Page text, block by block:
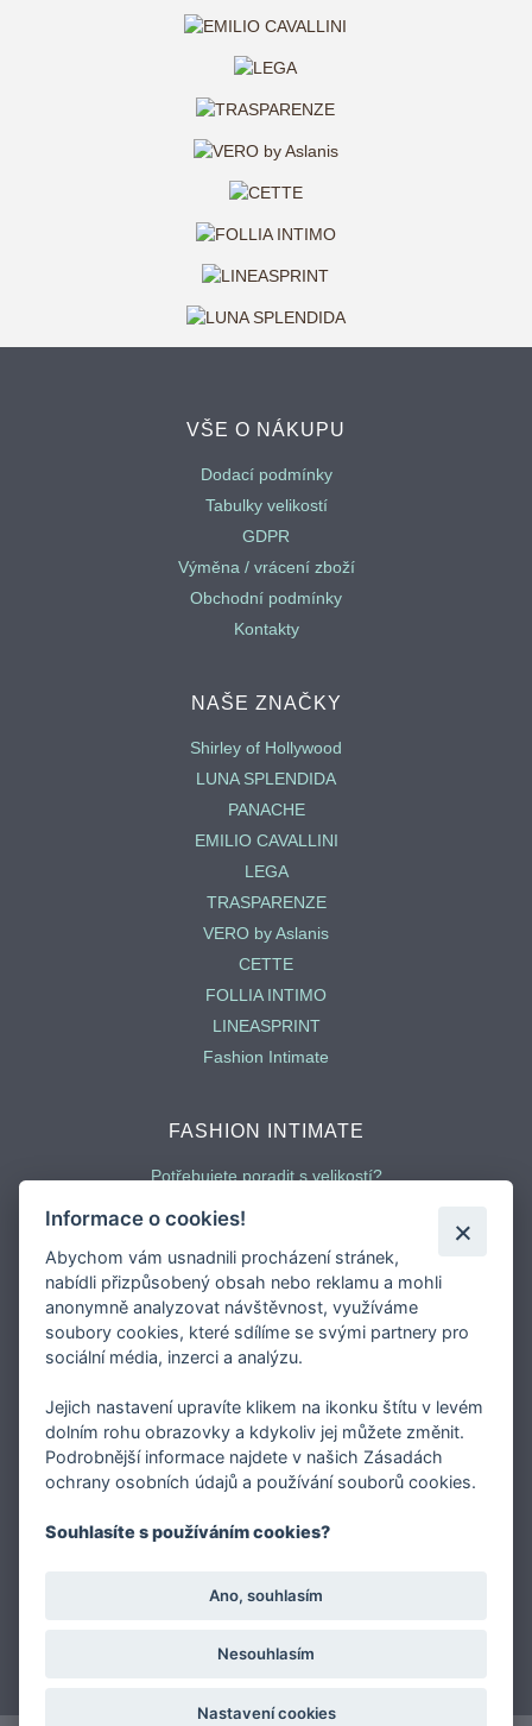
VŠE O NÁKUPU
Dodací podmínky
Tabulky velikostí
GDPR
Výměna / vrácení zboží
Obchodní podmínky
Kontakty
NAŠE ZNAČKY
Shirley of Hollywood
LUNA SPLENDIDA
PANACHE
EMILIO CAVALLINI
LEGA
TRASPARENZE
VERO by Aslanis
CETTE
FOLLIA INTIMO
LINEASPRINT
Fashion Intimate
FASHION INTIMATE
Potřebujete poradit s velikostí?
Jaký typ kalhotek je pro vás vhodný?
Typy podprsenek
Druhy plavek
Typy punčocháčů
O FASHION INTIMATE
Internetový obchod FASHION INTIMATE je specialista /nejen / na
Cavallini, Panache, Trasparenze, Shirley of Hollywood a Vero by
Informace o cookies!
Abychom vám usnadnili procházení stránek,
nabídli přizpůsobený obsah nebo reklamu a mohli
anonymně analyzovat návštěvnost, využíváme
soubory cookies, které sdílíme se svými partnery pro
sociální média, inzerci a analýzu.
Jejich nastavení upravíte klikem na ikonku štítu v levém
dolním rohu obrazovky a kdykoliv jej můžete změnit.
Podrobnější informace najdete v našich Zásadách
ochrany osobních údajů a používání souborů cookies.
Souhlasíte s používáním cookies?
Ano, souhlasím
Nesouhlasím
Nastavení cookies